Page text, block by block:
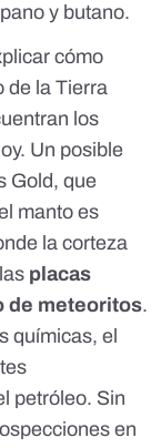
y butano.
cómo
de la Tierra
los
. Un posible
Gold, que
manto es
la corteza
placas
de meteoritos.
químicas, el
petróleo. Sin
en